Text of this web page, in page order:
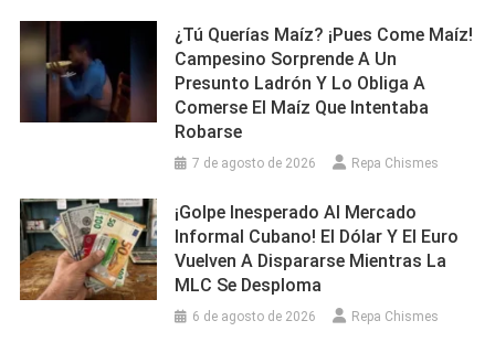
¿Tú Querías Maíz? ¡Pues Come Maíz!
Campesino Sorprende A Un
Presunto Ladrón Y Lo Obliga A
Comerse El Maíz Que Intentaba
Robarse
7 de agosto de 2026 Repa Chismes
¡Golpe Inesperado Al Mercado
Informal Cubano! El Dólar Y El Euro
Vuelven A Dispararse Mientras La
MLC Se Desploma
6 de agosto de 2026 Repa Chismes